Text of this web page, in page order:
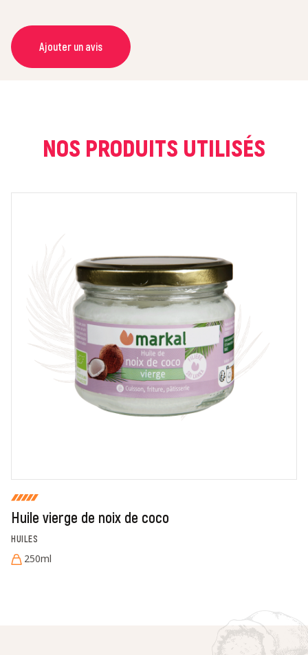
Ajouter un avis
NOM *
COMMENTAIRE *
En cochant cette case, je donne mon accord pour que
markal utilise les données saisies dans ce formulaire
pour traiter et afficher le nom saisi, la note et le
commentaire de manière publique sur cette page. Pour
plus d'informations sur le traitement de ces données,
consulter la page des mentions légales. *
NOS PRODUITS UTILISÉS
Huile vierge de noix de coco
HUILES
250ml